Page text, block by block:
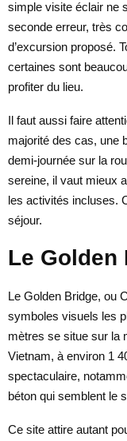
simple visite éclair ne
seconde erreur, très
d’excursion proposé.
certaines sont
profiter du lieu.
Il faut aussi faire
majorité des cas, une
demi-journée sur la
sereine, il vaut mieux
les activités incluses.
séjour.
Le Golden
Le Golden Bridge, ou
symboles visuels les
mètres se situe sur la
Vietnam, à environ 1
spectaculaire,
béton qui semblent le
Ce site attire autant